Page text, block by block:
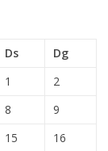
Ds
Dg
1
2
8
9
15
16